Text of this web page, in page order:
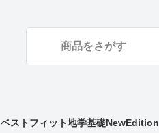
ベストフィット地学基礎NewEdition